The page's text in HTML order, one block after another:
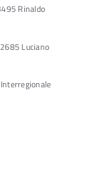
Rinaldo
Luciano